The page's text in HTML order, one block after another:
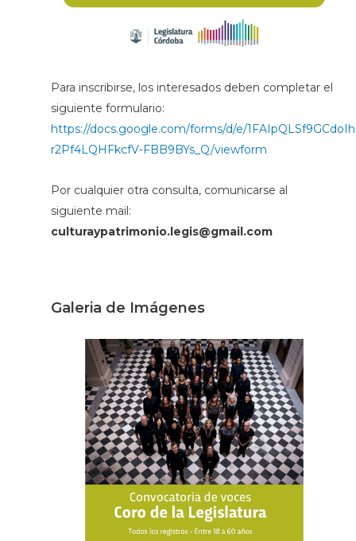
Para inscribirse, los interesados deben completar el
siguiente formulario:
https://docs.google.com/forms/d/e/
r2Pf4LQHFkcfV-FBB9BYs_Q/viewform
Por cualquier otra consulta, comunicarse al
siguiente mail:
culturaypatrimonio.legis@gmail.com
Galeria de Imágenes